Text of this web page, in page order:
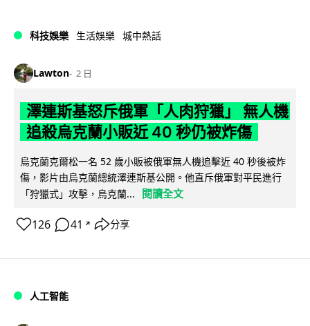
科技娛樂 生活娛樂 城中熱話
Lawton 2 日
澤連斯基怒斥俄軍「人肉狩獵」 無人機
追殺烏克蘭小販近 40 秒仍被炸傷
烏克蘭克爾松一名 52 歲小販被俄軍無人機追擊近 40 秒後被炸
傷，影片由烏克蘭總統澤連斯基公開。他直斥俄軍對平民進行
「狩獵式」攻擊，烏克蘭...
閱讀全文
126 41 ↗ 分享
人工智能